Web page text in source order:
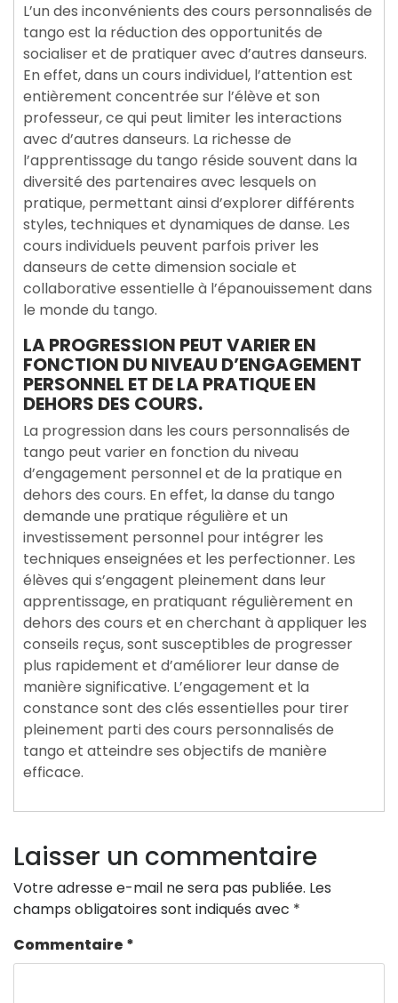
L’un des inconvénients des cours personnalisés de
tango est la réduction des opportunités de
socialiser et de pratiquer avec d’autres danseurs.
En effet, dans un cours individuel, l’attention est
entièrement concentrée sur l’élève et son
professeur, ce qui peut limiter les interactions
avec d’autres danseurs. La richesse de
l’apprentissage du tango réside souvent dans la
diversité des partenaires avec lesquels on
pratique, permettant ainsi d’explorer différents
styles, techniques et dynamiques de danse. Les
cours individuels peuvent parfois priver les
danseurs de cette dimension sociale et
collaborative essentielle à l’épanouissement dans
le monde du tango.
LA PROGRESSION PEUT VARIER EN
FONCTION DU NIVEAU D’ENGAGEMENT
PERSONNEL ET DE LA PRATIQUE EN
DEHORS DES COURS.
La progression dans les cours personnalisés de
tango peut varier en fonction du niveau
d’engagement personnel et de la pratique en
dehors des cours. En effet, la danse du tango
demande une pratique régulière et un
investissement personnel pour intégrer les
techniques enseignées et les perfectionner. Les
élèves qui s’engagent pleinement dans leur
apprentissage, en pratiquant régulièrement en
dehors des cours et en cherchant à appliquer les
conseils reçus, sont susceptibles de progresser
plus rapidement et d’améliorer leur danse de
manière significative. L’engagement et la
constance sont des clés essentielles pour tirer
pleinement parti des cours personnalisés de
tango et atteindre ses objectifs de manière
efficace.
Laisser un commentaire
Votre adresse e-mail ne sera pas publiée. Les
champs obligatoires sont indiqués avec *
Commentaire *